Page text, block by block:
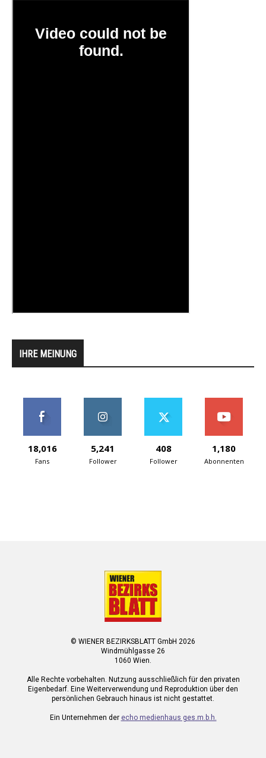
IHRE MEINUNG
18,016
Fans
5,241
Follower
408
Follower
1,180
Abonnenten
© WIENER BEZIRKSBLATT GmbH 2026
Windmühlgasse 26
1060 Wien.
Alle Rechte vorbehalten. Nutzung ausschließlich für den privaten
Eigenbedarf. Eine Weiterverwendung und Reproduktion über den
persönlichen Gebrauch hinaus ist nicht gestattet.
Ein Unternehmen der echo medienhaus ges.m.b.h.